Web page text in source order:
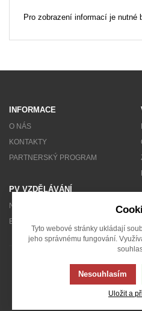
Pro zobrazení informací je nutné
INFORMACE
O NÁS
KONTAKTY
PARTNERSKÝ PROGRAM
PV VZDĚLÁVÁNÍ
NEWSLETTER
BLOG
© 2007 - 2026 Solarity s.r.o.
Tato stránka používá soubory
Tyto webové stránky ukládají
jeho správnému fungování.
Nesouhlasím
Uložit a